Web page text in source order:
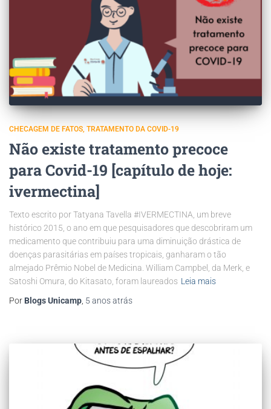
CHECAGEM DE FATOS TRATAMENTO DA COVID-19
Não existe tratamento precoce
para Covid-19 [capítulo de hoje:
ivermectina]
Texto escrito por Tatyana Tavella #IVERMECTINA, um breve
histórico 2015, o ano em que pesquisadores que descobriram um
medicamento que contribuiu para uma diminuição drástica de
doenças parasitárias em países tropicais, ganharam o tão
almejado Prêmio Nobel de Medicina. William Campbel, da Merk, e
Satoshi Omura, do Kitasato, foram laureados Leia mais
Por Blogs Unicamp 5 anosatrás